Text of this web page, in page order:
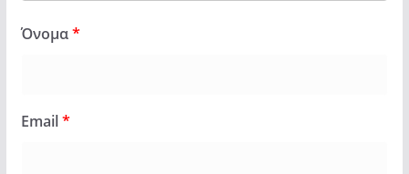
Όνομα*
Email*